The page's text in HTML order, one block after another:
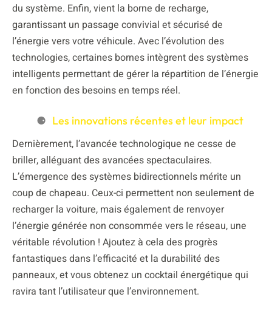
du système. Enfin, vient la borne de recharge,
garantissant un passage convivial et sécurisé de
l’énergie vers votre véhicule. Avec l’évolution des
technologies, certaines bornes intègrent des systèmes
intelligents permettant de gérer la répartition de l’énergie
en fonction des besoins en temps réel.
Les innovations récentes et leur impact
Dernièrement, l’avancée technologique ne cesse de
briller, alléguant des avancées spectaculaires.
L’émergence des systèmes bidirectionnels mérite un
coup de chapeau. Ceux-ci permettent non seulement de
recharger la voiture, mais également de renvoyer
l’énergie générée non consommée vers le réseau, une
véritable révolution ! Ajoutez à cela des progrès
fantastiques dans l’efficacité et la durabilité des
panneaux, et vous obtenez un cocktail énergétique qui
ravira tant l’utilisateur que l’environnement.